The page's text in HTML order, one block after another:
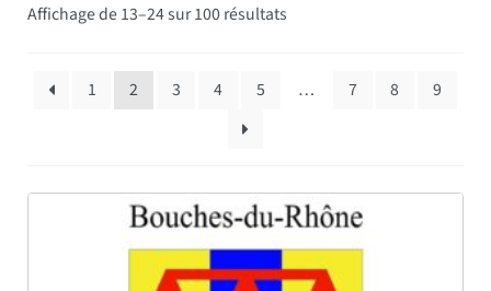
Affichage de 13–24 sur 100 résultats
1 2 3 4 5 … 7 8 9